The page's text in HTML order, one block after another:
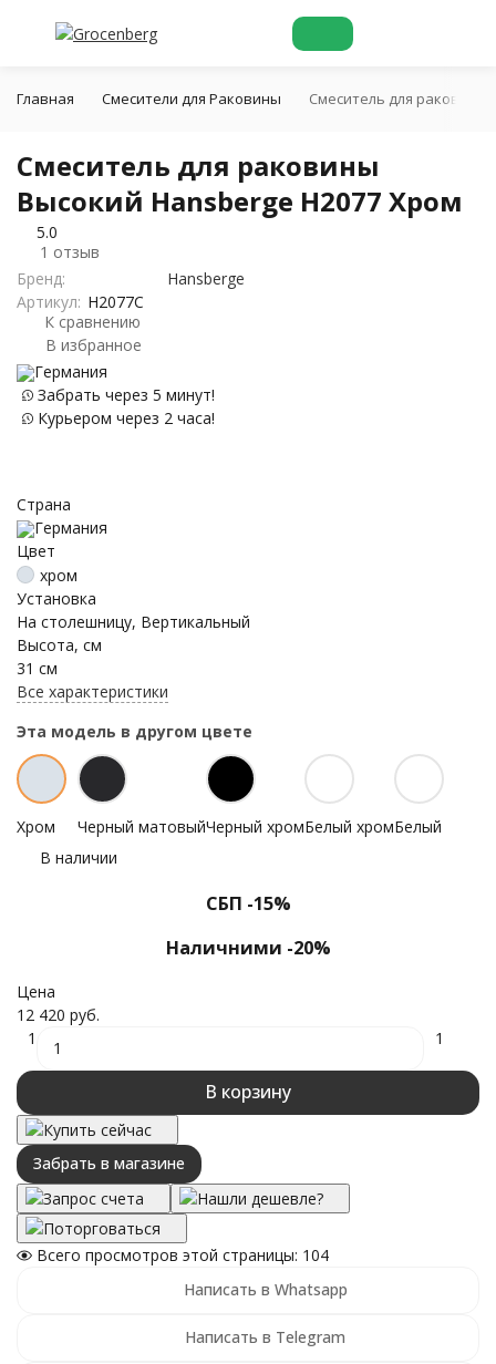
Главная Смесители для Раковины Cмеситель для раковины
Cмеситель для раковины
Высокий Hansberge H2077 Хром
5.0
1 отзыв
Бренд:
Hansberge
Артикул: H2077C
К сравнению
В избранное
Германия
Забрать через 5 минут!
Курьером через 2 часа!
Страна
Германия
Цвет
хром
Установка
На столешницу, Вертикальный
Высота, см
31 см
Все характеристики
Эта модель в другом цвете
Хром Черный матовыйЧерный хромБелый хромБелый
В наличии
СБП -15%
Наличними -20%
Цена
12 420 руб.
1
1
В корзину
Купить сейчас
Забрать в магазине
Запрос счета
Нашли дешевле?
Поторговаться
Всего просмотров этой страницы: 104
Написать в Whatsapp
Написать в Telegram